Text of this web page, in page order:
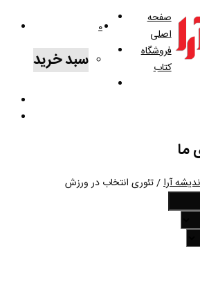
0
سبد خرید
صفحه
اصلی
فروشگاه
کتاب
ما
آرا/ تئوری انتخاب در ورزش